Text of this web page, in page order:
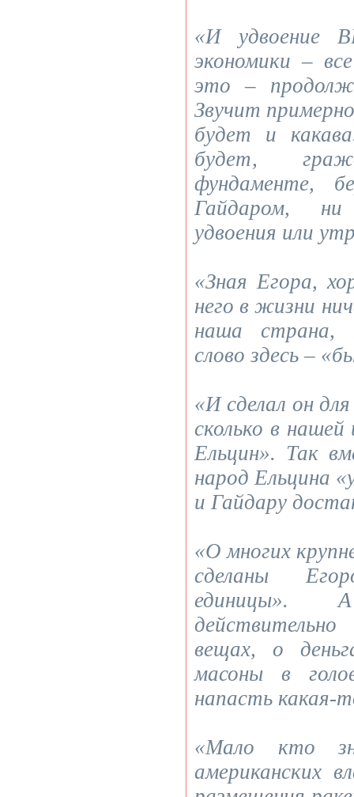
«И удвоение
экономики –
это –
Звучит
будет и
будет,
фундаменте,
Гайдаром, ни
удвоения или
«Зная Егора,
него в жизни
наша страна,
слово здесь –
«И сделал он
сколько в
Ельцин». Так
народ Ельцина
и Гайдару
«О многих
сделаны
единицы».
вещах, о
масоны в
напасть какая-
«Мало кто
американских